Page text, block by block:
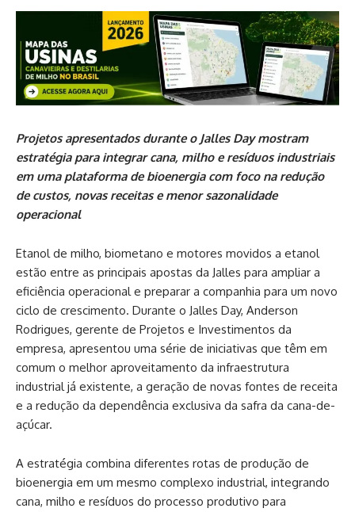
Projetos apresentados durante o Jalles Day mostram
estratégia para integrar cana, milho e resíduos industriais
em uma plataforma de bioenergia com foco na redução
de custos, novas receitas e menor sazonalidade
operacional
Etanol de milho, biometano e motores movidos a etanol
estão entre as principais apostas da Jalles para ampliar a
eficiência operacional e preparar a companhia para um novo
ciclo de crescimento. Durante o Jalles Day, Anderson
Rodrigues, gerente de Projetos e Investimentos da
empresa, apresentou uma série de iniciativas que têm em
comum o melhor aproveitamento da infraestrutura
industrial já existente, a geração de novas fontes de receita
e a redução da dependência exclusiva da safra da cana-de-
açúcar.
A estratégia combina diferentes rotas de produção de
bioenergia em um mesmo complexo industrial, integrando
cana, milho e resíduos do processo produtivo para